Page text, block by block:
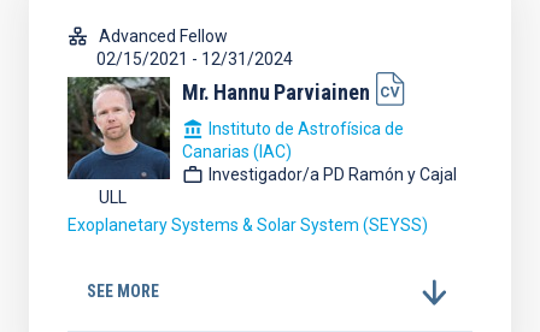
Advanced Fellow
02/15/2021 - 12/31/2024
Mr. Hannu Parviainen
Instituto de Astrofísica de
Canarias (IAC)
Investigador/a PD Ramón y Cajal
ULL
Exoplanetary Systems & Solar System (SEYSS)
SEE MORE